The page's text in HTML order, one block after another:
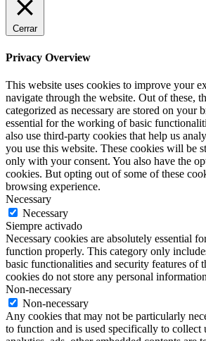
Cerrar
Privacy Overview
This website uses cookies to improve your
navigate through the website. Out of these,
categorized as necessary are stored on your
essential for the working of basic
also use third-party cookies that help us
you use this website. These cookies will be
only with your consent. You also have the
cookies. But opting out of some of these
browsing experience.
Necessary
Necessary
Siempre activado
Necessary cookies are absolutely essential
function properly. This category only
basic functionalities and security features of
cookies do not store any personal
Non-necessary
Non-necessary
Any cookies that may not be particularly
to function and is used specifically to collect